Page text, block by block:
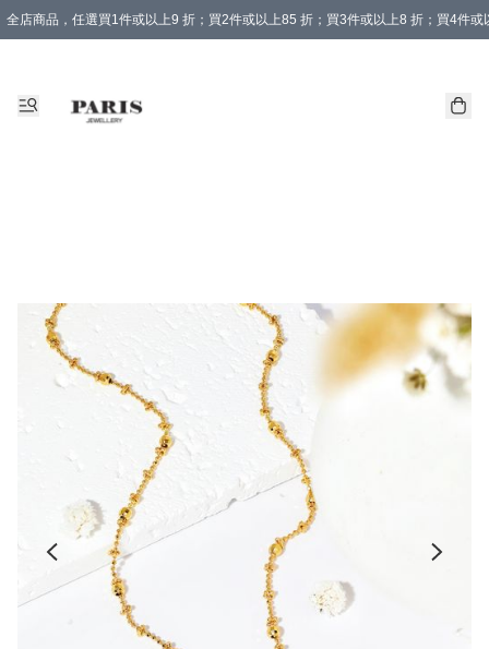
全店商品，任選買1件或以上9 折；買2件或以上85 折；買3件或以上8 折；買4件或